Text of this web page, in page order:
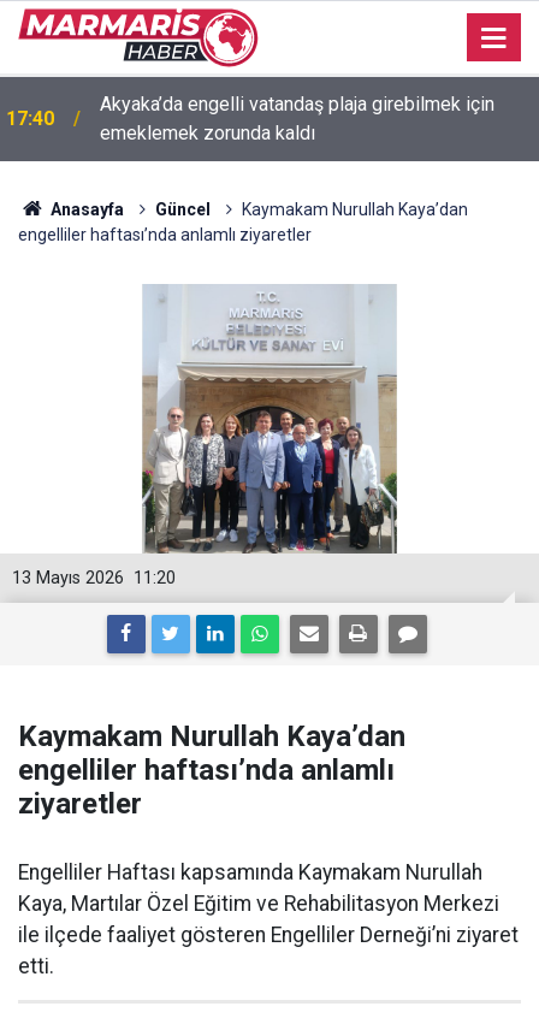
17:40
Akyaka’da engelli vatandaş plaja girebilmek için
emeklemek zorunda kaldı
Anasayfa Güncel
Kaymakam Nurullah Kaya’dan
engelliler haftası’nda anlamlı ziyaretler
11:20
13 Mayıs 2026
Kaymakam Nurullah Kaya’dan
engelliler haftası’nda anlamlı
ziyaretler
Engelliler Haftası kapsamında Kaymakam Nurullah
Kaya, Martılar Özel Eğitim ve Rehabilitasyon Merkezi
ile ilçede faaliyet gösteren Engelliler Derneği’ni ziyaret
etti.